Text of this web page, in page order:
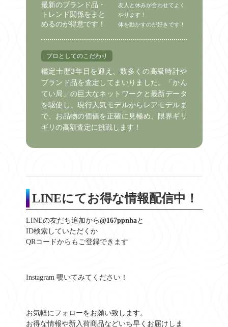
最新のブランド品・
トレンド関係をまと
めるのが得意です！
友人と休みが合わせてよく
やります！
体を動かすのが好きです！
プロとしてのこだわり
鑑定士歴3年目を迎え、数多くの高級時計や
ブランド品を査定してまいりました。「かん
てい局」の巨大なネットワークと最新データ
を駆使し、現行人気モデルからレアモデルま
で、お品物の価値を正確に見極め、限界ギリ
ギリの高額査定に挑戦します！
LINEにてお得な情報配信中！
LINEの友だち追加から@167ppnhaと
ID検索していただくか
QRコードからもご登録できます
Instagram 覗いてみてください！
お気軽にフォローをお願い致します。
お得な情報や新入荷商品などいち早くお届けしま